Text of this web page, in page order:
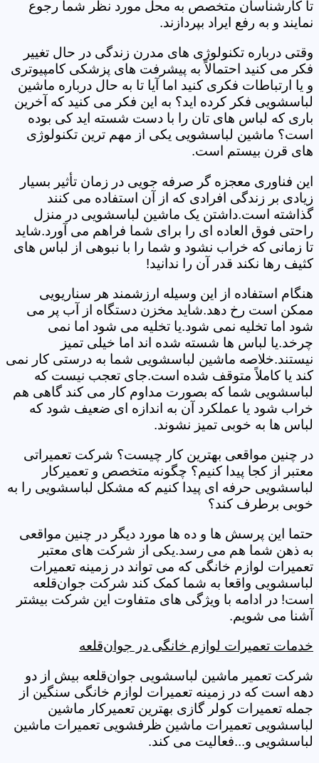
تا کارشناسان متخصص به محل مورد نظر شما رجوع
نمایند و به رفع ایراد بپردازند.
وقتی درباره تکنولوژی های مدرن زندگی در حال تغییر
فکر می کنید احتمالاً به پیشرفت های پزشکی کامپیوتری
و یا ارتباطات فکری کنید اما آیا تا به حال درباره ماشین
لباسشویی فکر کرده اید؟ به این فکر می کنید که آخرین
باری که لباس های تان را با دست شسته اید کی بوده
است؟ ماشین لباسشویی یکی از مهم ترین تکنولوژی
های قرن بیستم است.
این فناوری معجزه گر صرفه جویی در زمان تأثیر بسیار
زیادی بر زندگی افرادی که از آن استفاده می کنند
گذاشته است.داشتن یک ماشین لباسشویی در منزل
راحتی فوق العاده ای را برای شما فراهم می آورد.شاید
تا زمانی که خراب نشود و شما را با نبوهی از لباس های
کثیف رها نکند قدر آن را ندانید!
هنگام استفاده از این وسیله ارزشمند هر سناریویی
ممکن است رخ دهد.شاید مخزن دستگاه از آب پر می
شود اما تخلیه نمی شود.یا تخلیه می شود اما نمی
چرخد.یا لباس ها شسته شده اند اما خیلی تمیز
نیستند.خلاصه ماشین لباسشویی شما به درستی کار نمی
کند یا کاملاً متوقف شده است.جای تعجب نیست که
لباسشویی شما که بصورت مداوم کار می کند گاهی هم
خراب شود یا عملکرد آن به اندازه ای ضعیف شود که
لباس ها به خوبی تمیز نشوند.
در چنین مواقعی بهترین کار چیست؟ شرکت تعمیراتی
معتبر از کجا پیدا کنیم؟ چگونه متخصص و تعمیرکار
لباسشویی حرفه ای پیدا کنیم که مشکل لباسشویی را به
خوبی برطرف کند؟
حتما این پرسش ها و ده ها مورد دیگر در چنین مواقعی
به ذهن شما هم می رسد.یکی از شرکت های معتبر
تعمیرات لوازم خانگی که می تواند در زمینه تعمیرات
لباسشویی واقعا به شما کمک کند شرکت جوان‌قلعه
است! در ادامه با ویژگی های متفاوت این شرکت بیشتر
آشنا می شویم.
خدمات تعمیرات لوازم خانگی در جوان‌قلعه
شرکت تعمیر ماشین لباسشویی جوان‌قلعه بیش از دو
دهه است که در زمینه تعمیرات لوازم خانگی سنگین از
جمله تعمیرات کولر گازی بهترین تعمیرکار ماشین
لباسشویی تعمیرات ماشین ظرفشویی تعمیرات ماشین
لباسشویی و...فعالیت می کند.